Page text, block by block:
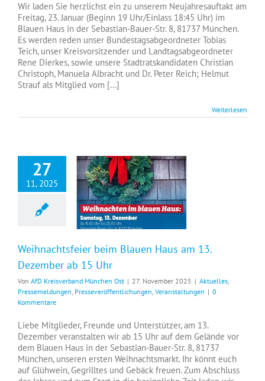
Wir laden Sie herzlichst ein zu unserem Neujahresauftakt am
Freitag, 23. Januar (Beginn 19 Uhr/Einlass 18:45 Uhr) im
Blauen Haus in der Sebastian-Bauer-Str. 8, 81737 München.
Es werden reden unser Bundestagsabgeordneter Tobias
Teich, unser Kreisvorsitzender und Landtagsabgeordneter
Rene Dierkes, sowie unsere Stadtratskandidaten Christian
Christoph, Manuela Albracht und Dr. Peter Reich; Helmut
Strauf als Mitglied vom [...]
Weiterlesen
27
11, 2025
Weihnachtsfeier beim Blauen Haus am 13.
Dezember ab 15 Uhr
Von AfD Kreisverband München Ost | 27. November 2025 | Aktuelles,
Pressemeldungen, Presseveröffentlichungen, Veranstaltungen | 0
Kommentare
Liebe Mitglieder, Freunde und Unterstützer, am 13.
Dezember veranstalten wir ab 15 Uhr auf dem Gelände vor
dem Blauen Haus in der Sebastian-Bauer-Str. 8, 81737
München, unseren ersten Weihnachtsmarkt. Ihr könnt euch
auf Glühwein, Gegrilltes und Gebäck freuen. Zum Abschluss